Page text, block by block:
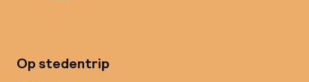
Op stedentrip